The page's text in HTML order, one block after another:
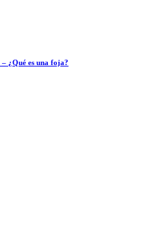
¿Qué es una foja?